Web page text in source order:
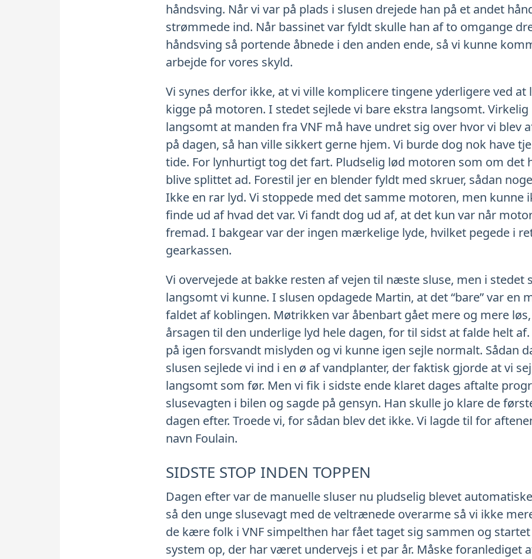
håndsving. Når vi var på plads i slusen drejede han på et andet
strømmede ind. Når bassinet var fyldt skulle han af to omgange
håndsving så portende åbnede i den anden ende, så vi kunne
arbejde for vores skyld.
Vi synes derfor ikke, at vi ville komplicere tingene yderligere ved
kigge på motoren. I stedet sejlede vi bare ekstra langsomt. Virkelig
langsomt at manden fra VNF må have undret sig over hvor vi blev
på dagen, så han ville sikkert gerne hjem. Vi burde dog nok have
tide. For lynhurtigt tog det fart. Pludselig lød motoren som om det
blive splittet ad. Forestil jer en blender fyldt med skruer, sådan
Ikke en rar lyd. Vi stoppede med det samme motoren, men kunne
finde ud af hvad det var. Vi fandt dog ud af, at det kun var når
fremad. I bakgear var der ingen mærkelige lyde, hvilket pegede i
gearkassen.
Vi overvejede at bakke resten af vejen til næste sluse, men i stedet
langsomt vi kunne. I slusen opdagede Martin, at det “bare” var en
faldet af koblingen. Møtrikken var åbenbart gået mere og mere
årsagen til den underlige lyd hele dagen, for til sidst at falde helt
på igen forsvandt mislyden og vi kunne igen sejle normalt. Sådan
slusen sejlede vi ind i en ø af vandplanter, der faktisk gjorde at vi
langsomt som før. Men vi fik i sidste ende klaret dages aftalte
slusevagten i bilen og sagde på gensyn. Han skulle jo klare de
dagen efter. Troede vi, for sådan blev det ikke. Vi lagde til for
navn Foulain.
SIDSTE STOP INDEN TOPPEN
Dagen efter var de manuelle sluser nu pludselig blevet
så den unge slusevagt med de veltrænede overarme så vi ikke
de kære folk i VNF simpelthen har fået taget sig sammen og
system op, der har været undervejs i et par år. Måske foranlediget